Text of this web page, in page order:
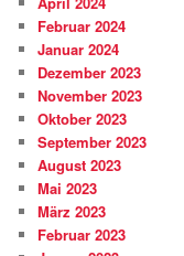
Februar 2024
Januar 2024
Dezember 2023
November 2023
Oktober 2023
September 2023
August 2023
Mai 2023
März 2023
Februar 2023